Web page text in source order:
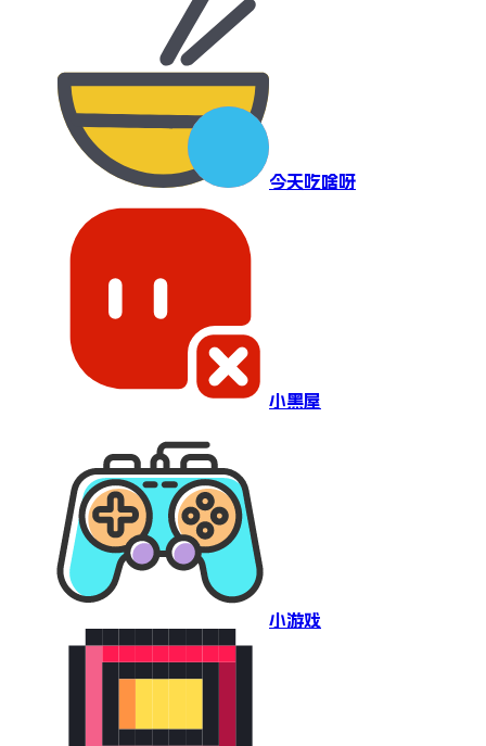
今天吃啥呀
小黑屋
小游戏